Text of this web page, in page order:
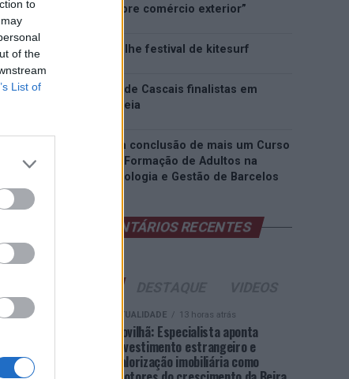
to
of the
List of
inteligência sobre comércio exterior”
Esposende acolhe festival de kitesurf
Cinco projetos de Cascais finalistas em
iniciativa europeia
EMEC celebra a conclusão de mais um Curso
de Educação e Formação de Adultos na
Escola de Tecnologia e Gestão de Barcelos
COMENTÁRIOS RECENTES
ATUALIDADE 13 horas atrás
Covilhã: Especialista aponta
investimento estrangeiro e
valorização imobiliária como